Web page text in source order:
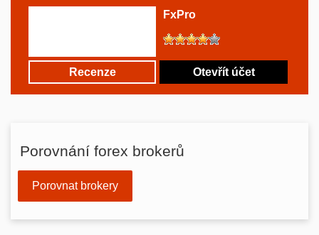
FxPro
Recenze Otevřít účet
Porovnání forex brokerů
Porovnat brokery